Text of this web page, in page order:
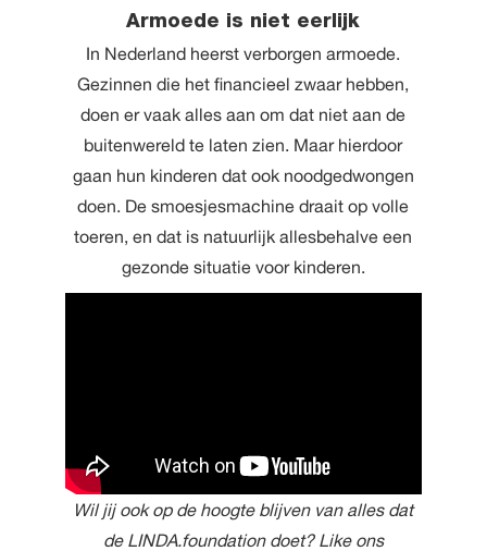
Armoede is niet eerlijk
In Nederland heerst verborgen armoede.
Gezinnen die het financieel zwaar hebben,
doen er vaak alles aan om dat niet aan de
buitenwereld te laten zien. Maar hierdoor
gaan hun kinderen dat ook noodgedwongen
doen. De smoesjesmachine draait op volle
toeren, en dat is natuurlijk allesbehalve een
gezonde situatie voor kinderen.
Wil jij ook op de hoogte blijven van alles dat
de LINDA.foundation doet? Like ons